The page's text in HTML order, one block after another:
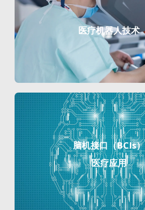
医疗机器人技术
脑机接口（BCIs）
医疗应用